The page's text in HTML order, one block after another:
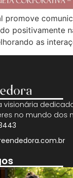
promove
positivamente
as
no mundo dos